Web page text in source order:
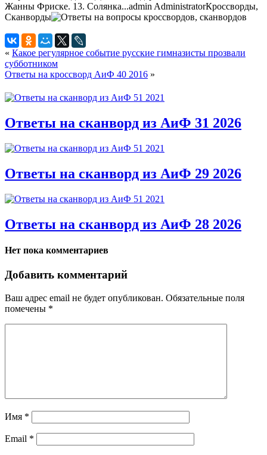
Жанны Фриске. 13. Солянка...admin AdministratorКроссворды,
Сканворды
« Какое регулярное событие русские гимназисты прозвали
субботником
Ответы на кроссворд АиФ 40 2016 »
Ответы на сканворд из АиФ 31 2026
Ответы на сканворд из АиФ 29 2026
Ответы на сканворд из АиФ 28 2026
Нет пока комментариев
Добавить комментарий
Ваш адрес email не будет опубликован. Обязательные поля
помечены *
Имя *
Email *